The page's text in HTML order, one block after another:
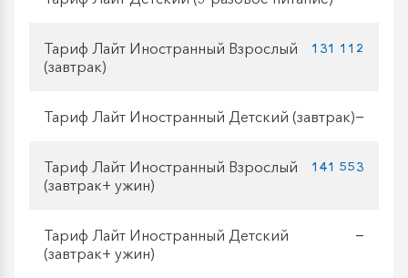
Тариф Лайт Иностранный Взрослый
(завтрак)
131 112
Тариф Лайт Иностранный Детский (завтрак)—
Тариф Лайт Иностранный Взрослый
(завтрак+ ужин)
141 553
Тариф Лайт Иностранный Детский
(завтрак+ ужин)
—